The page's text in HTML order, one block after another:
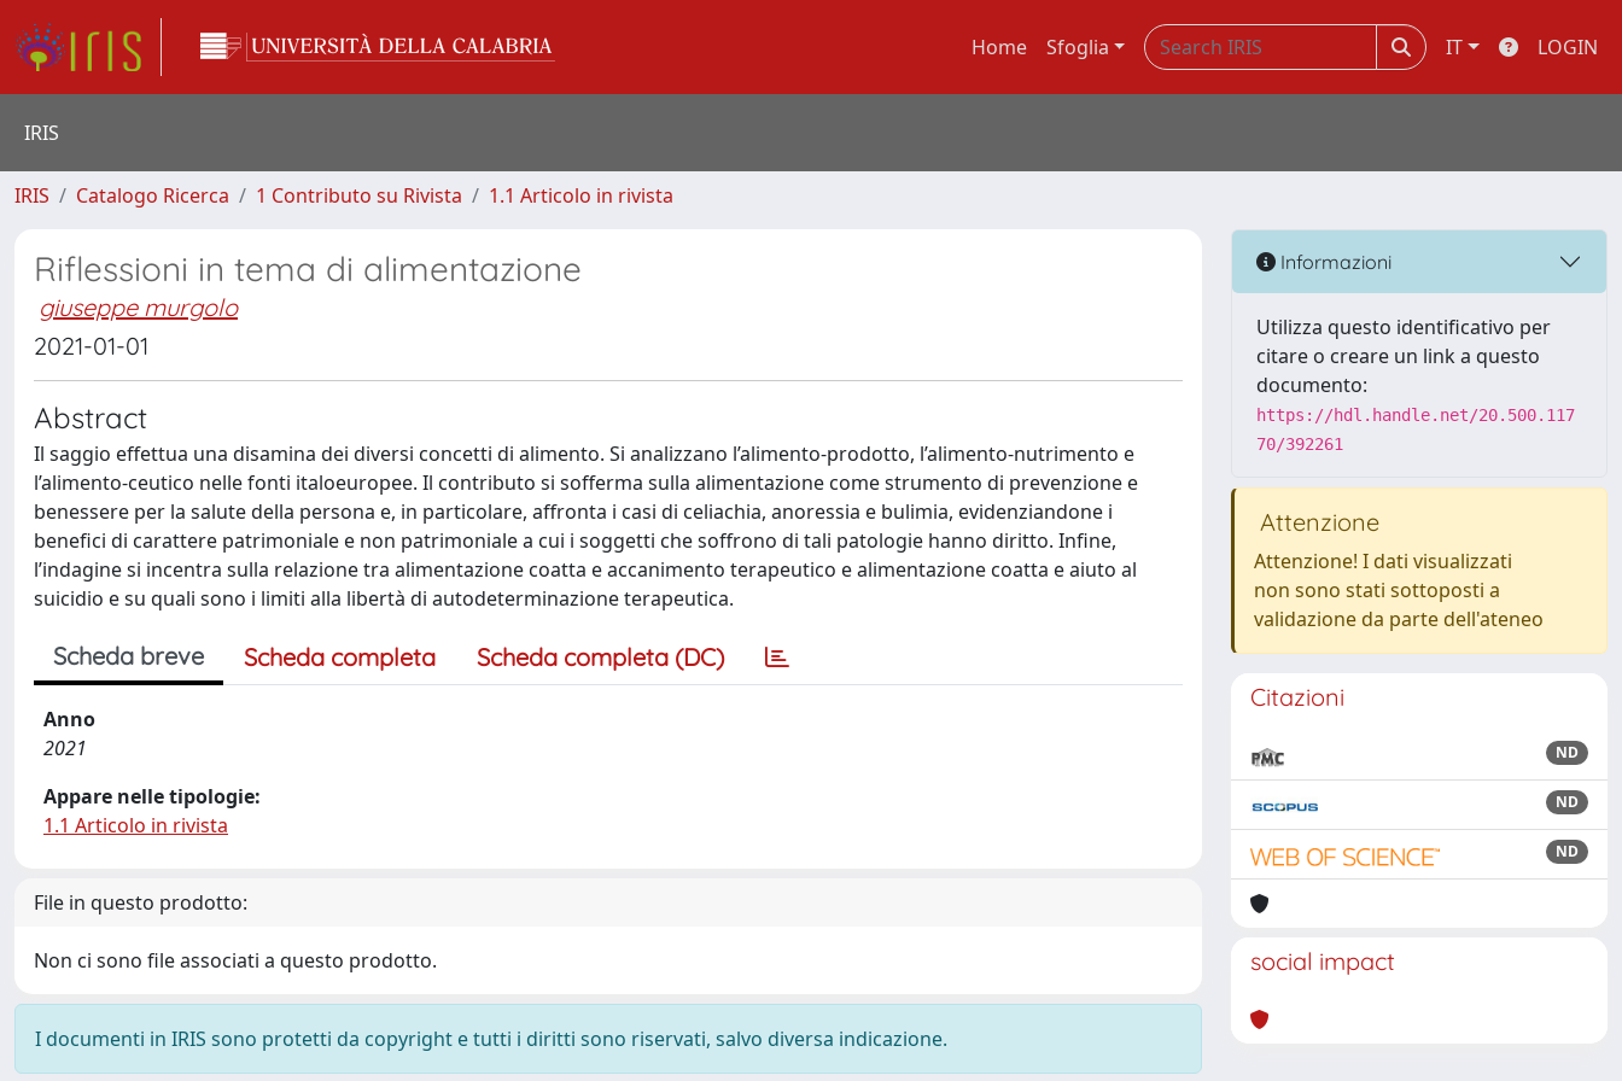
Home Sfoglia IT LOGIN
IRIS
IRIS Catalogo Ricerca 1 Contributo su Rivista 1.1 Articolo in rivista
Riflessioni in tema di alimentazione
giuseppe murgolo
2021-01-01
Abstract
Il saggio effettua una disamina dei diversi concetti di alimento. Si analizzano l’alimento-prodotto, l’alimento-nutrimento e
l’alimento-ceutico nelle fonti italoeuropee. Il contributo si sofferma sulla alimentazione come strumento di prevenzione e
benessere per la salute della persona e, in particolare, affronta i casi di celiachia, anoressia e bulimia, evidenziandone i
benefici di carattere patrimoniale e non patrimoniale a cui i soggetti che soffrono di tali patologie hanno diritto. Infine,
l’indagine si incentra sulla relazione tra alimentazione coatta e accanimento terapeutico e alimentazione coatta e aiuto al
suicidio e su quali sono i limiti alla libertà di autodeterminazione terapeutica.
Scheda breve Scheda completa Scheda completa (DC)
Anno
2021
Appare nelle tipologie:
1.1 Articolo in rivista
File in questo prodotto:
Non ci sono file associati a questo prodotto.
I documenti in IRIS sono protetti da copyright e tutti i diritti sono riservati, salvo diversa indicazione.
Informazioni
Utilizza questo identificativo per
citare o creare un link a questo
documento:
https://hdl.handle.net/20.500.117
70/392261
Attenzione
Attenzione! I dati visualizzati
non sono stati sottoposti a
validazione da parte dell'ateneo
Citazioni
ND
ND
ND
social impact